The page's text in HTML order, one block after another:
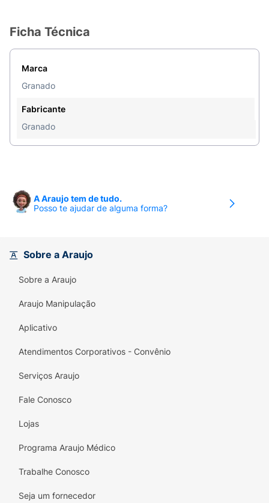
de sofisticação e bem-estar. Sinta a confiança
que vem de um perfume irresistível e envolvente
— traga a Colônia Cardamomo & Gengibre para
sua coleção e deixe sua marca inconfundível!
Ficha Técnica
Marca
Granado
Fabricante
Granado
A Araujo tem de tudo.
Posso te ajudar de alguma forma?
Sobre a Araujo
Sobre a Araujo
Araujo Manipulação
Aplicativo
Atendimentos Corporativos - Convênio
Serviços Araujo
Fale Conosco
Lojas
Programa Araujo Médico
Trabalhe Conosco
Seja um fornecedor